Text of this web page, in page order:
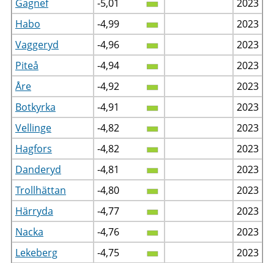
Gagnef
-5,01
2023
Habo
-4,99
2023
Vaggeryd
-4,96
2023
Piteå
-4,94
2023
Åre
-4,92
2023
Botkyrka
-4,91
2023
Vellinge
-4,82
2023
Hagfors
-4,82
2023
Danderyd
-4,81
2023
Trollhättan
-4,80
2023
Härryda
-4,77
2023
Nacka
-4,76
2023
Lekeberg
-4,75
2023